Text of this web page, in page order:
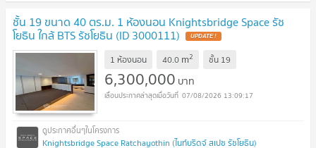
ชั้น 19 ขนาด 40 ตร.ม. 1 ห้องนอน Knightsbridge Space รัช
โยธิน ใกล้ BTS รัชโยธิน (ID 3000111)
1 ห้องนอน 40.0 m2 ชั้น 19
6,300,000 บาท
07/08/2026 13:09:17
Knightsbridge Space Ratchayothin (ไนท์บริดจ์ สเปซ รัชโยธิน)